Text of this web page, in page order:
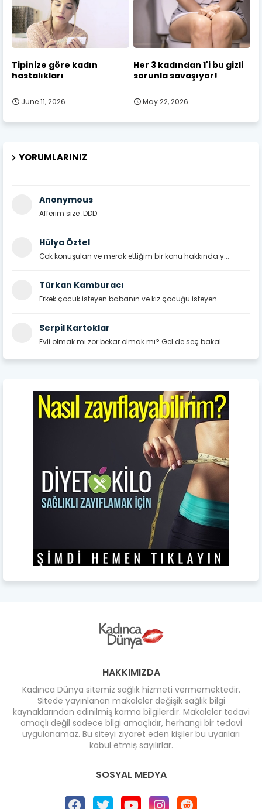
Tipinize göre kadın
hastalıkları
June 11, 2026
Her 3 kadından 1'i bu gizli
sorunla savaşıyor!
May 22, 2026
YORUMLARINIZ
Anonymous
Afferim size :DDD
Hülya Öztel
Çok konuşulan ve merak ettiğim bir konu hakkında y...
Türkan Kamburacı
Erkek çocuk isteyen babanın ve kız çocuğu isteyen ...
Serpil Kartoklar
Evli olmak mı zor bekar olmak mı? Gel de seç bakal...
HAKKIMIZDA
Kadınca Dünya sitemiz sağlık hizmeti vermemektedir.
Sitede yayınlanan makaleler değişik sağlık bilgi
kaynaklarından edinilmiş karma bilgilerdir. Makaleler tedavi
amaçlı değil sadece bilgi amaçlıdır, herhangi bir tedavi
uygulanamaz. Bu siteyi ziyaret eden kişiler bu uyarıları
kabul etmiş sayılırlar.
SOSYAL MEDYA